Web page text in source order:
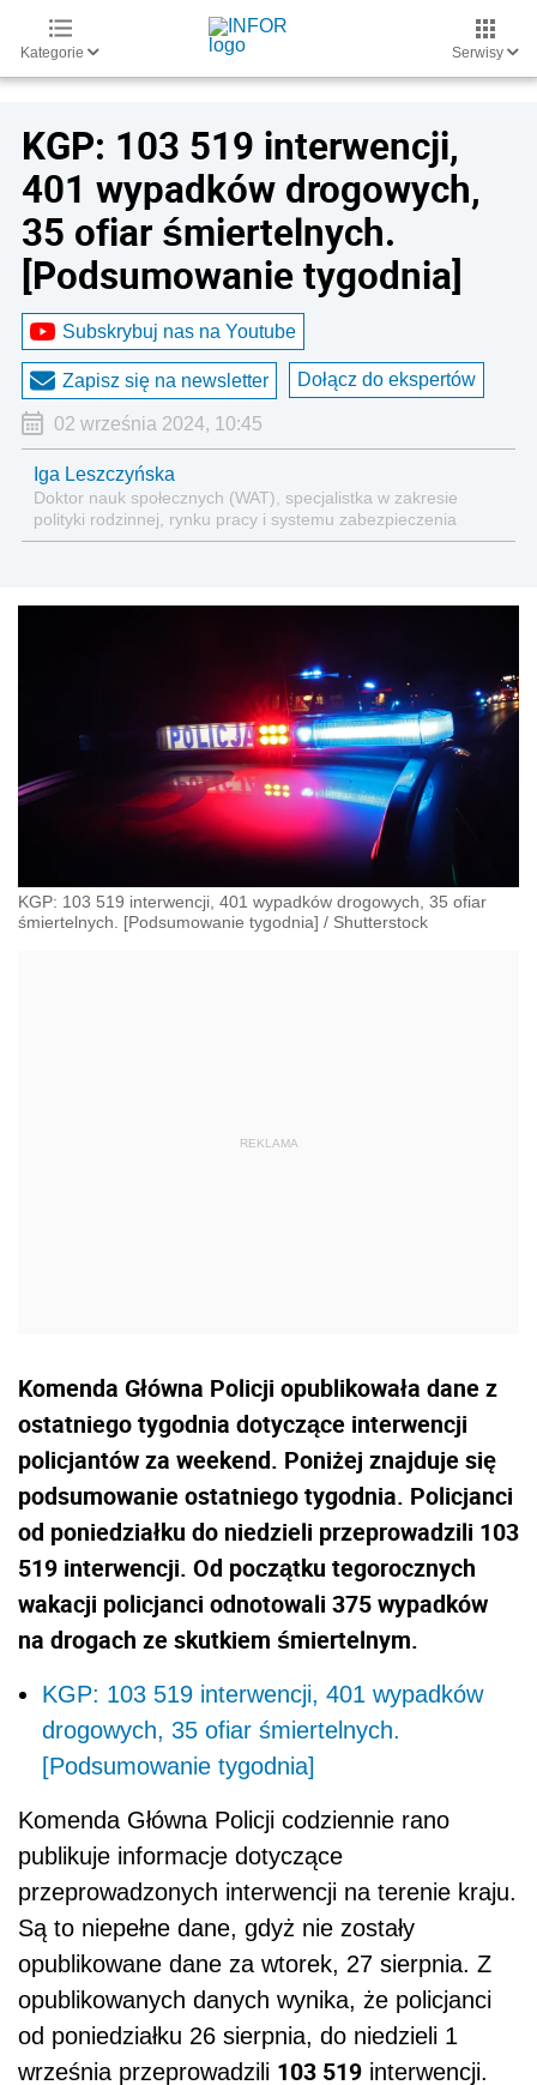
Kategorie Serwisy
KGP: 103 519 interwencji,
401 wypadków drogowych,
35 ofiar śmiertelnych.
[Podsumowanie tygodnia]
Subskrybuj nas na Youtube
Zapisz się na newsletter Dołącz do ekspertów
02 września 2024, 10:45
Iga Leszczyńska
Doktor nauk społecznych (WAT), specjalistka w zakresie
polityki rodzinnej, rynku pracy i systemu zabezpieczenia
społecznego.
KGP: 103 519 interwencji, 401 wypadków drogowych, 35 ofiar
śmiertelnych. [Podsumowanie tygodnia] / Shutterstock
Komenda Główna Policji opublikowała dane z
ostatniego tygodnia dotyczące interwencji
policjantów za weekend. Poniżej znajduje się
podsumowanie ostatniego tygodnia. Policjanci
od poniedziałku do niedzieli przeprowadzili 103
519 interwencji. Od początku tegorocznych
wakacji policjanci odnotowali 375 wypadków
na drogach ze skutkiem śmiertelnym.
KGP: 103 519 interwencji, 401 wypadków
drogowych, 35 ofiar śmiertelnych.
[Podsumowanie tygodnia]
Komenda Główna Policji codziennie rano
publikuje informacje dotyczące
przeprowadzonych interwencji na terenie kraju.
Są to niepełne dane, gdyż nie zostały
opublikowane dane za wtorek, 27 sierpnia. Z
opublikowanych danych wynika, że policjanci
od poniedziałku 26 sierpnia, do niedzieli 1
września przeprowadzili 103 519 interwencji.